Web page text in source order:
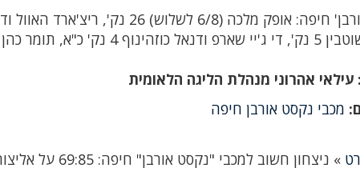
עילאי אהרוני מנהלת הליגה הלאומית
מכבי נקסט אורבן חיפה
» ניצחון חשוב למכבי "נקסט אורבן" חיפה: 69:85 על אליצור אשקלון